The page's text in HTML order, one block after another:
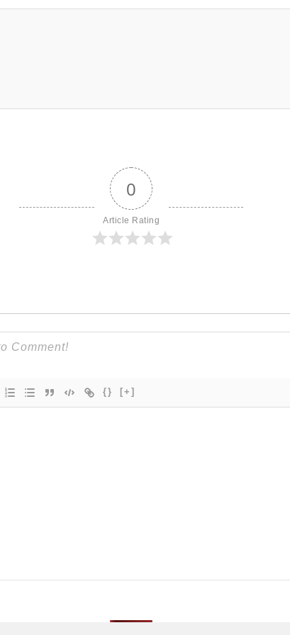
0
Article Rating
{} [+]